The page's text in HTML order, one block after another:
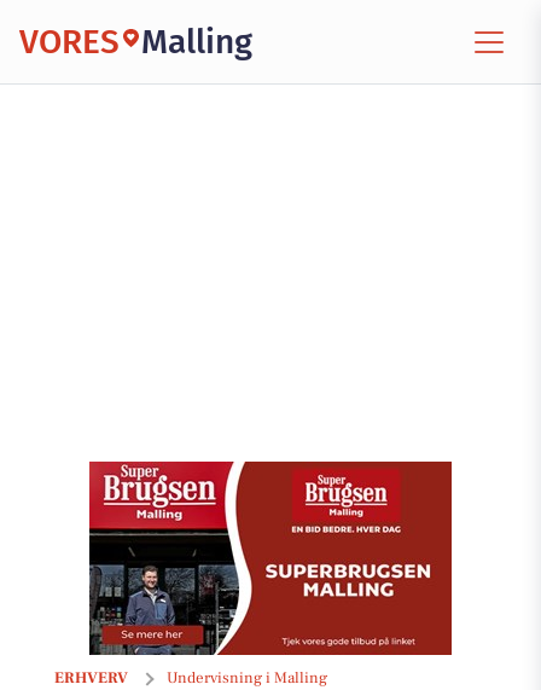
VORES Malling
ERHVERV Undervisning i Malling
Det Kreative Værksted